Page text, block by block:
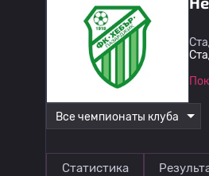
Все чемпионаты клуба
Статистика